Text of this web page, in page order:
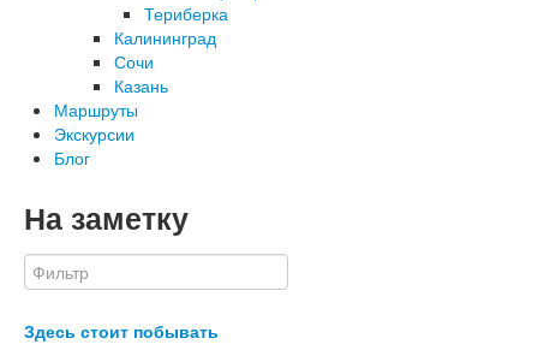
Териберка
Калининград
Сочи
Казань
Маршруты
Экскурсии
Блог
На заметку
Здесь стоит побывать